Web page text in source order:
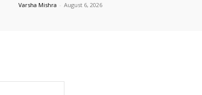
Varsha Mishra - August 6, 2026